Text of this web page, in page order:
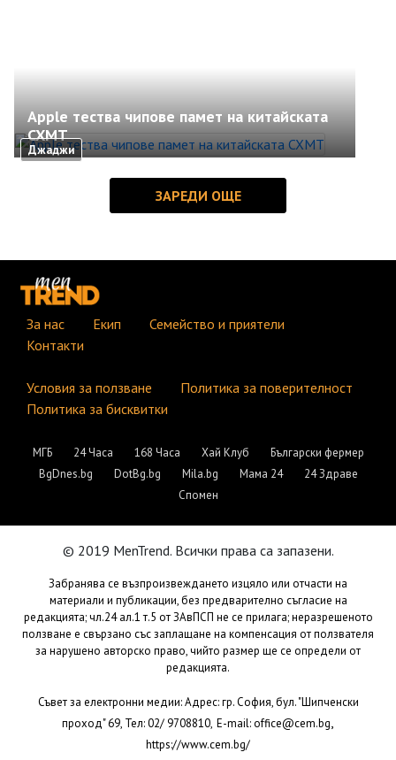
Джаджи
Apple тества чипове памет на китайската
CXMT
За нас Екип
Семейство и приятели
Контакти
Условия за ползване
Политика за поверителност
Политика за бисквитки
МГБ 24 Часа 168 Часа Хай Клуб
Български фермер
BgDnes.bg
DotBg.bg Mila.bg Мама 24
24 Здраве
Спомен
© 2019 MenTrend. Всички права са запазени.
Забранява се възпроизвеждането изцяло или отчасти на
материали и публикации, без предварително съгласие на
редакцията; чл.24 ал.1 т.5 от ЗАвПСП не се прилага; неразрешеното
ползване е свързано със заплащане на компенсация от ползвателя
за нарушено авторско право, чийто размер ще се определи от
редакцията.
Съвет за електронни медии: Адрес: гр. София, бул. "Шипченски
проход" 69, Тел: 02/ 9708810, E-mail:office@cem.bg,
https://www.cem.bg/